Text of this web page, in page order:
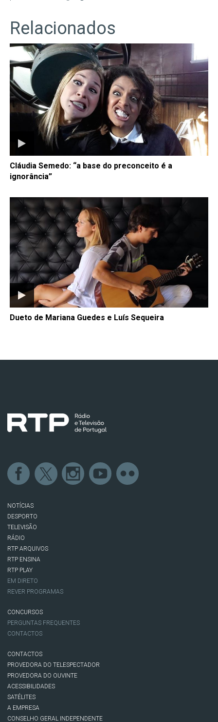
Relacionados
Cláudia Semedo: “a base do preconceito é a
ignorância”
Dueto de Mariana Guedes e Luís Sequeira
NOTÍCIAS
DESPORTO
TELEVISÃO
RÁDIO
RTP ARQUIVOS
RTP ENSINA
RTP PLAY
EM DIRETO
REVER PROGRAMAS
CONCURSOS
PERGUNTAS FREQUENTES
CONTACTOS
CONTACTOS
PROVEDORA DO TELESPECTADOR
PROVEDORA DO OUVINTE
ACESSIBILIDADES
SATÉLITES
A EMPRESA
CONSELHO GERAL INDEPENDENTE